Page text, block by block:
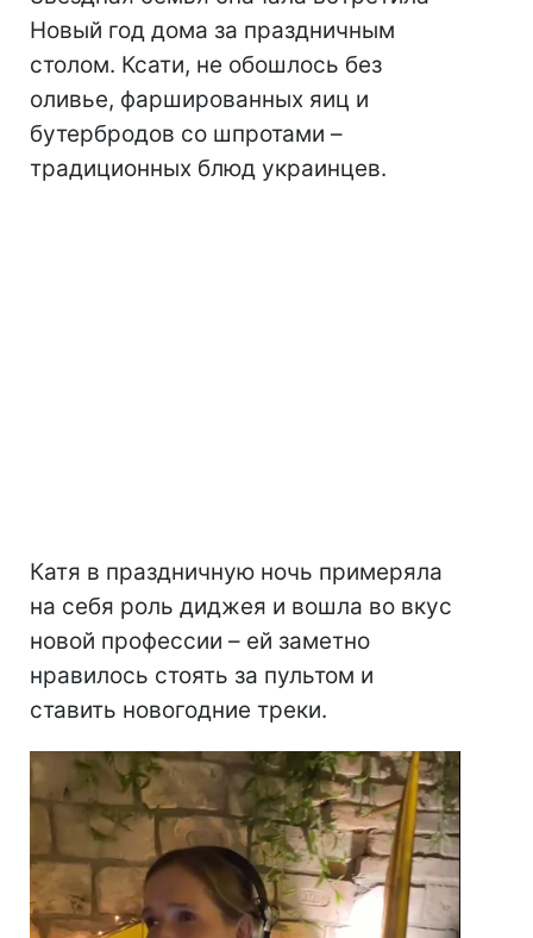
Новый год дома за праздничным
столом. Ксати, не обошлось без
оливье, фаршированных яиц и
бутербродов со шпротами –
традиционных блюд украинцев.
Катя в праздничную ночь примеряла
на себя роль диджея и вошла во вкус
новой профессии – ей заметно
нравилось стоять за пультом и
ставить новогодние треки.